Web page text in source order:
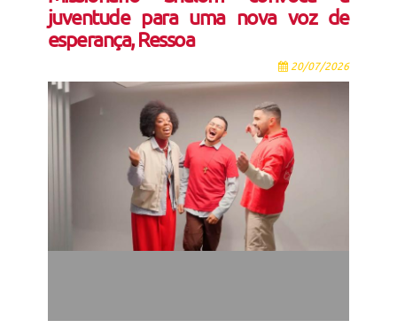
juventude para uma nova voz de
esperança, Ressoa
20/07/2026